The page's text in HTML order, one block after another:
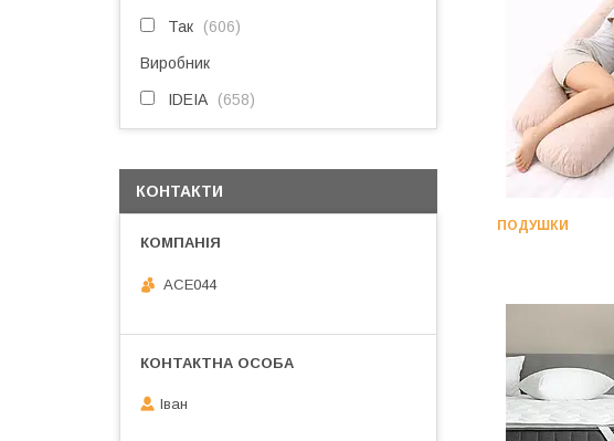
ПОДУШКИ
Так 606
Виробник
IDEIA 658
КОНТАКТИ
ACE044
Іван